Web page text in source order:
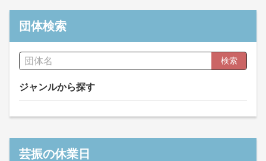
団体検索
検索
ジャンルから探す
芸振の休業日